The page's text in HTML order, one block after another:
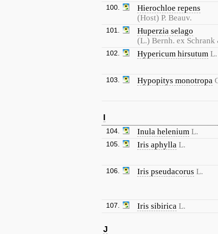
100.
Hierochloe repens
(Host) P. Beauv.
101.
Huperzia selago
(L.) Bernh. ex
102. Hypericum hirsutum L.
103. Hypopitys monotropa
I
104. Inula helenium L.
105. Iris aphylla L.
106. Iris pseudacorus L.
107. Iris sibirica L.
J